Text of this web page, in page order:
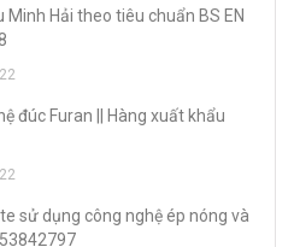
Hải theo tiêu chuẩn BS EN
đúc Furan || Hàng xuất khẩu
sử dụng công nghệ ép nóng và